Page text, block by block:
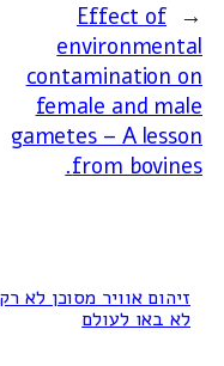
←
Effect of
environmental
contamination on
female and male
gametes – A lesson
from bovines.
זיהום אוויר מסוכן לא
לא באו לעולם